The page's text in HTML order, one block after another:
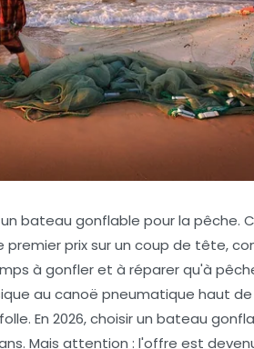
bateau gonflable pour la pêche.
premier prix sur un coup de tête,
à gonfler et à réparer qu'à
au canoë pneumatique haut
En 2026, choisir un bateau
Mais attention : l'offre est